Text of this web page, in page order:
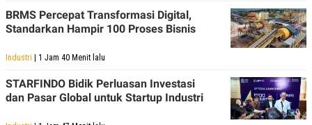
BRMS Percepat Transformasi Digital,
Standarkan Hampir 100 Proses Bisnis
Industri | 1 Jam 40 Menit lalu
STARFINDO Bidik Perluasan Investasi
dan Pasar Global untuk Startup Industri